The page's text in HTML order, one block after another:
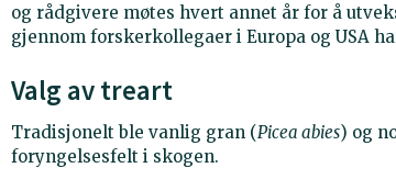
og rådgivere møtes hvert annet år for å
gjennom forskerkollegaer i Europa og USA
Valg av treart
Tradisjonelt ble vanlig gran (Picea abies) og
foryngelsesfelt i skogen.